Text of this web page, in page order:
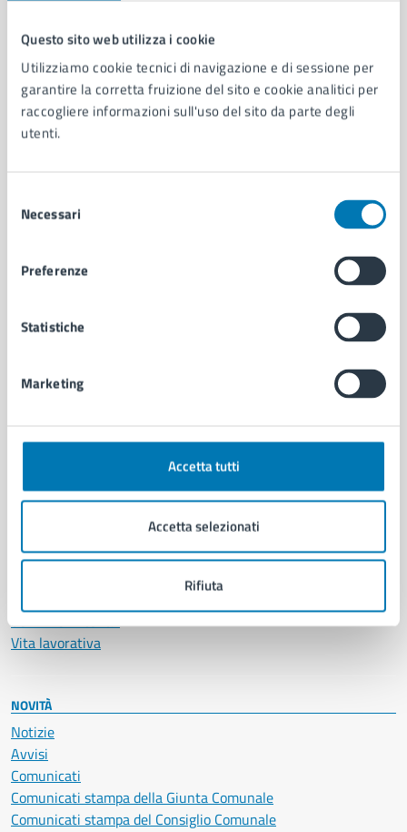
Questo sito web utilizza i cookie
Utilizziamo cookie tecnici di navigazione e di sessione per
garantire la corretta fruizione del sito e cookie analitici per
raccogliere informazioni sull'uso del sito da parte degli
utenti.
delNecessari
Preferenze
Statistiche
Marketing
Accetta tutti
Accetta selezionati
Rifiuta
Comune di Napoli
AMMINISTRAZIONE
Municipalità
Uffici
Politici
Intranet, posta aziendale e protocollo
CATEGORIE DI SERVIZIO
Anagrafe e stato civile
Cultura e tempo libero
Educazione e formazione
Giustizia e sicurezza pubblica
Servizi Cimiteriali
Vita lavorativa
NOVITÀ
Notizie
Avvisi
Comunicati
Comunicati stampa della Giunta Comunale
Comunicati stampa del Consiglio Comunale